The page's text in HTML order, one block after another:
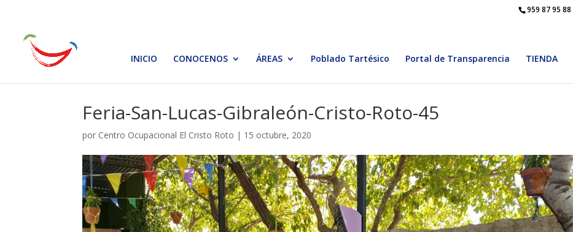
959 87 95 88
INICIO CONOCENOS ÁREAS Poblado Tartésico Portal de Transparencia TIENDA
Feria-San-Lucas-Gibraleón-Cristo-Roto-45
por Centro Ocupacional El Cristo Roto | 15 octubre, 2020